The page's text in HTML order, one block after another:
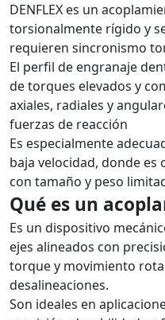
DENFLEX es un
torsionalmente rígido y
requieren sincronismo
El perfil de engranaje
de torques elevados y
axiales, radiales y
fuerzas de reacción
Es especialmente
baja velocidad, donde
con tamaño y peso
Qué es un
Es un dispositivo
ejes alineados con
torque y movimiento
desalineaciones.
Son ideales en